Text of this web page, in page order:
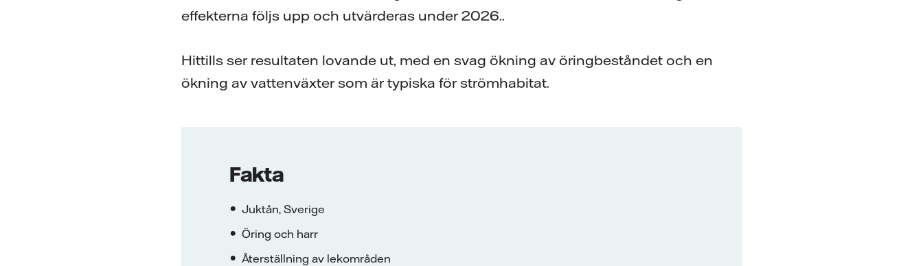
effekterna följs upp och utvärderas under 2026..
Hittills ser resultaten lovande ut, med en svag ökning av öringbeståndet och en
ökning av vattenväxter som är typiska för strömhabitat.
Fakta
Juktån, Sverige
Öring och harr
Återställning av lekområden